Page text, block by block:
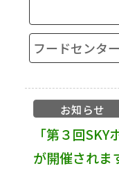
フードセンター
お知らせ
「第３回SKY
が開催されま